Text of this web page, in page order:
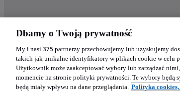
Dbamy o Twoją prywatność
My i nasi 375 partnerzy przechowujemy lub uzyskujemy
takich jak unikalne identyfikatory w plikach cookie w celu
Użytkownik może zaakceptować wybory lub zarządzać
momencie na stronie polityki prywatności. Te wybory będą
będą miały wpływu na dane przeglądania. Polityka cookies,